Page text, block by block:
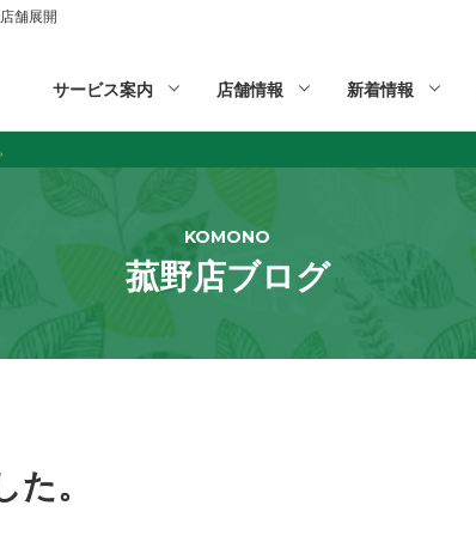
舗展開
サービス案内 店舗情報 新着情報
KOMONO
菰野店ブログ
。